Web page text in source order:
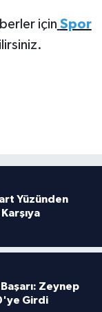
için Spor
Yüzünden
Zeynep
Girdi